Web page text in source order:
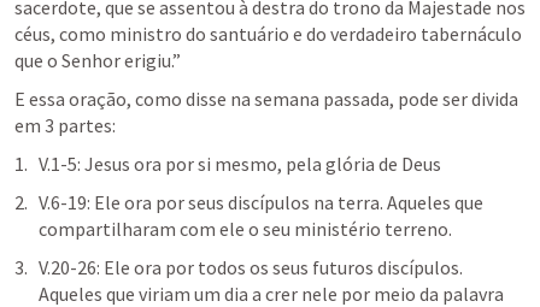
sacerdote, que se assentou à destra do trono da Majestade nos
céus, como ministro do santuário e do verdadeiro tabernáculo
que o Senhor erigiu.”
E essa oração, como disse na semana passada, pode ser divida
em 3 partes:
V.1-5: Jesus ora por si mesmo, pela glória de Deus
V.6-19: Ele ora por seus discípulos na terra. Aqueles que
compartilharam com ele o seu ministério terreno.
V.20-26: Ele ora por todos os seus futuros discípulos.
Aqueles que viriam um dia a crer nele por meio da palavra